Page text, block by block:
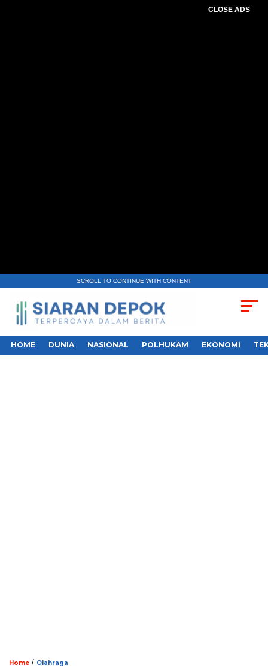
CLOSE ADS
SCROLL TO CONTINUE WITH CONTENT
HOME DUNIA NASIONAL POLHUKAM EKONOMI
Home / Olahraga